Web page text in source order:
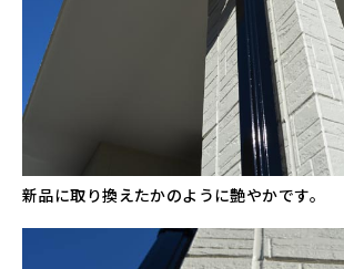
新品に取り換えたかのように艶やかです。